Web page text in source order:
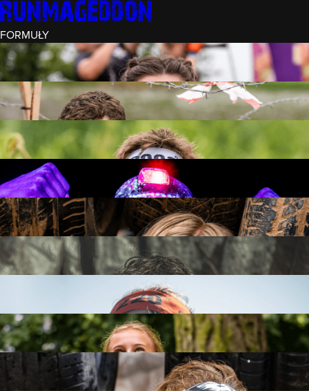
FORMUŁY
INTRO (¼)
15 PRZESZKÓD
3 KM+
REKRUT (½)
30 PRZESZKÓD
6 KM+
RUNMAGEDDON
50 PRZESZKÓD
12 KM+
NOCNY REKRUT (½)
30 PRZESZKÓD
6 KM+
INTRO U-16
15 PRZESZKÓD
3 KM+
RUNMAGEDDON HARDCORE
70 PRZESZKÓD
21 KM+
42 KM+
FAMILY
15 PRZESZKÓD
2 KM+
KIDS
15 PRZESZKÓD
1 KM+